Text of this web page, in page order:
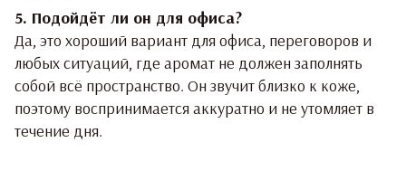
5. Подойдёт ли он для офиса?
Да, это хороший вариант для офиса, переговоров и
любых ситуаций, где аромат не должен заполнять
собой всё пространство. Он звучит близко к коже,
поэтому воспринимается аккуратно и не утомляет в
течение дня.